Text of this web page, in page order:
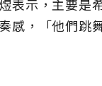
表示，主要是
感，「他們跳